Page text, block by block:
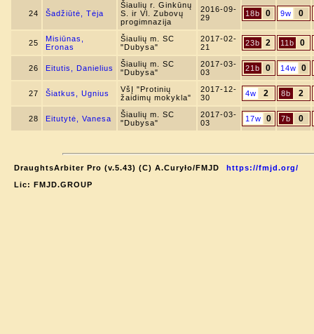
24 Šadžiūtė, Tėja
Šiaulių r. Ginkūnų
S. ir Vl. Zubovų
progimnazija
2016-09-
29
18b 0 9w 0
25
Misiūnas,
Eronas
Šiaulių m. SC
"Dubysa"
2017-02-
21
23b 2 11b 0
26 Eitutis, Danielius
Šiaulių m. SC
"Dubysa"
2017-03-
03
21b 0 14w 0
27 Šiatkus, Ugnius
VšĮ "Protinių
žaidimų mokykla"
2017-12-
30
4w 2 8b 2
28 Eitutytė, Vanesa
Šiaulių m. SC
"Dubysa"
2017-03-
03
17w 0 7b 0
DraughtsArbiter Pro (v.5.43) (C) A.Curyło/FMJD
https://fmjd.org/
Lic: FMJD.GROUP